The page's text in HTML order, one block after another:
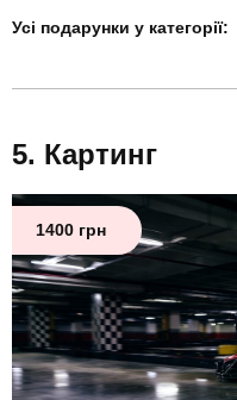
Усі подарунки у категорії:
Картинг
1400 грн